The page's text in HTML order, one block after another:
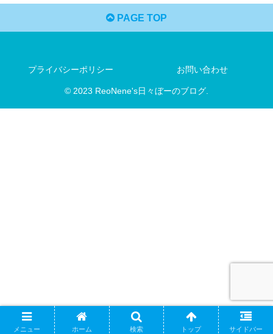
PAGE TOP
プライバシーポリシー お問い合わせ
© 2023 ReoNene's日々ぼーのブログ.
メニュー ホーム 検索 トップ サイドバー